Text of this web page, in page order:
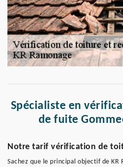
Spécialiste en
de fuite
Notre tarif vérification de
Sachez que le principal objectif de KR